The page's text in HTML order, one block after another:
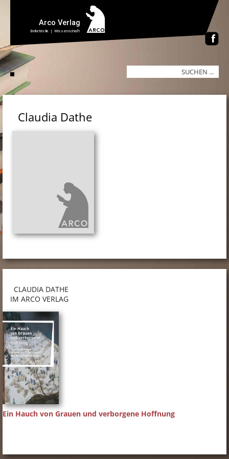
Claudia Dathe
CLAUDIA DATHE
IM ARCO VERLAG
Ein Hauch von Grauen und verborgene Hoffnung